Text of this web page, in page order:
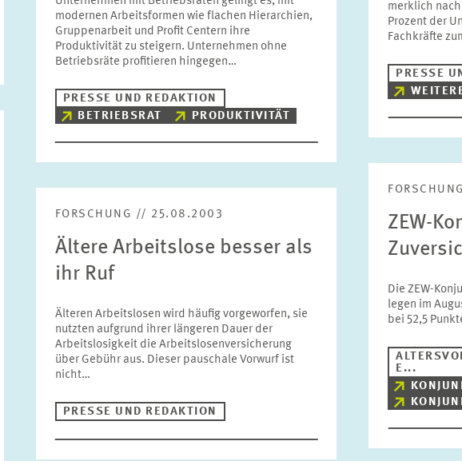
modernen Arbeitsformen wie flachen Hierarchien,
Gruppenarbeit und Profit Centern ihre
Produktivität zu steigern. Unternehmen ohne
Betriebsräte profitieren hingegen…
PRESSE UND REDAKTION
BETRIEBSRAT
PRODUKTIVITÄT
merklich
Prozent der
Fachkräfte
PRESSE
FORSCHUNG // 25.08.2003
Ältere Arbeitslose besser als
ihr Ruf
Älteren Arbeitslosen wird häufig vorgeworfen, sie
nutzten aufgrund ihrer längeren Dauer der
Arbeitslosigkeit die Arbeitslosenversicherung
über Gebühr aus. Dieser pauschale Vorwurf ist
nicht…
PRESSE UND REDAKTION
ZEW-
Die ZEW-
legen im
bei 52,5
E...